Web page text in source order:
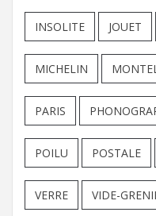
INSOLITE JOUET
MICHELIN
PARIS
POILU POSTALE
VERRE VIDE-